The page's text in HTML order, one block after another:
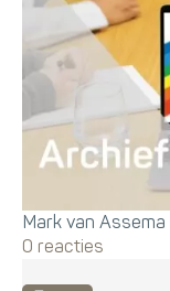
Mark van Assema
0 reacties